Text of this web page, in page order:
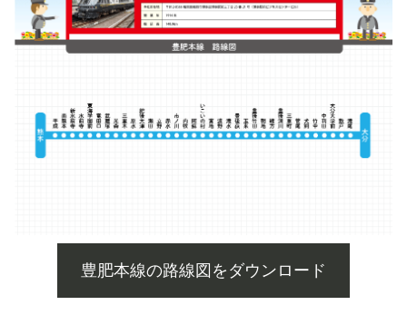
豊肥本線の路線図をダウンロード